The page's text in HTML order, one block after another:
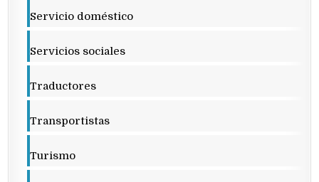
Servicio doméstico
Servicios sociales
Traductores
Transportistas
Turismo